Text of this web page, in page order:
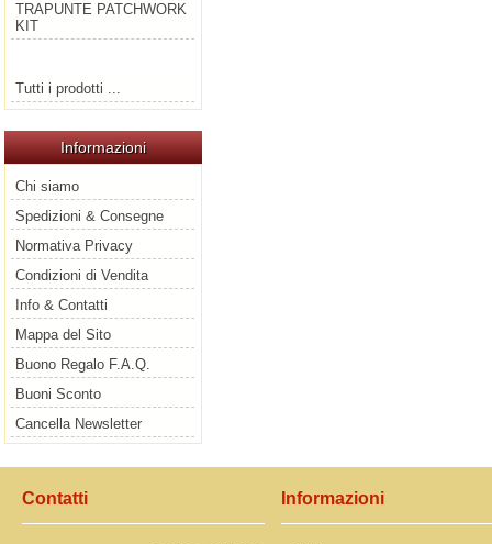
TRAPUNTE PATCHWORK
KIT
Tutti i prodotti ...
Informazioni
Chi siamo
Spedizioni & Consegne
Normativa Privacy
Condizioni di Vendita
Info & Contatti
Mappa del Sito
Buono Regalo F.A.Q.
Buoni Sconto
Cancella Newsletter
Contatti Informazioni